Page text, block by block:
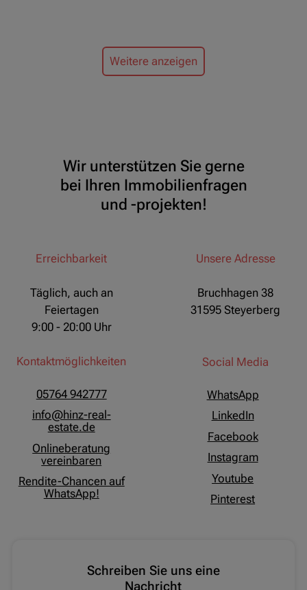
Weitere anzeigen
Wir unterstützen Sie gerne
bei Ihren Immobilienfragen
und -projekten!
Erreichbarkeit
Täglich, auch an
Feiertagen
9:00 - 20:00 Uhr
Kontaktmöglichkeiten
05764 942777
info@hinz-real-
estate.de
Onlineberatung
vereinbaren
Rendite-Chancen auf
WhatsApp!
Unsere Adresse
Bruchhagen 38
31595 Steyerberg
Social Media
WhatsApp
LinkedIn
Facebook
Instagram
Youtube
Pinterest
Schreiben Sie uns eine
Nachricht